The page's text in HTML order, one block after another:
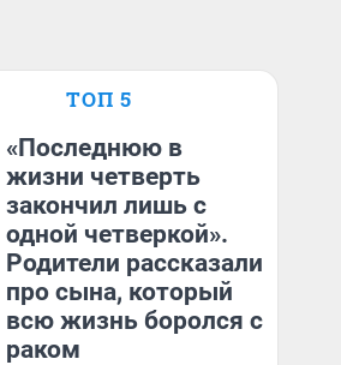
ТОП 5
«Последнюю в
жизни четверть
закончил лишь с
одной четверкой».
Родители рассказали
про сына, который
всю жизнь боролся с
раком